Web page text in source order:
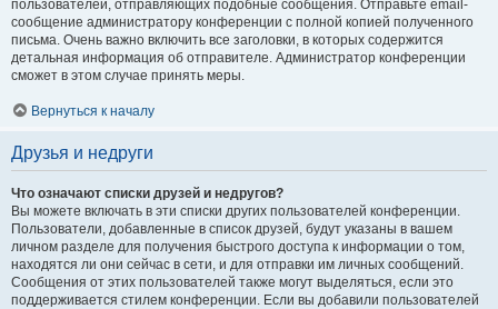
пользователей, отправляющих подобные сообщения. Отправьте email-
сообщение администратору конференции с полной копией полученного
письма. Очень важно включить все заголовки, в которых содержится
детальная информация об отправителе. Администратор конференции
сможет в этом случае принять меры.
Вернуться к началу
Друзья и недруги
Что означают списки друзей и недругов?
Вы можете включать в эти списки других пользователей конференции.
Пользователи, добавленные в список друзей, будут указаны в вашем
личном разделе для получения быстрого доступа к информации о том,
находятся ли они сейчас в сети, и для отправки им личных сообщений.
Сообщения от этих пользователей также могут выделяться, если это
поддерживается стилем конференции. Если вы добавили пользователей